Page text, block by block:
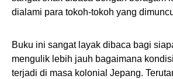
dialami para tokoh-tokoh yang
Buku ini sangat layak dibaca bagi
mengulik lebih jauh bagaimana
terjadi di masa kolonial Jepang.